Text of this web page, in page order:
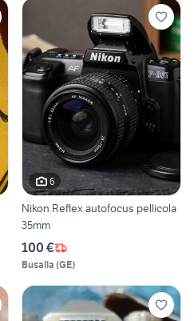
6
Nikon Reflex autofocus pellicola
35mm
100 €
Busalla (GE)